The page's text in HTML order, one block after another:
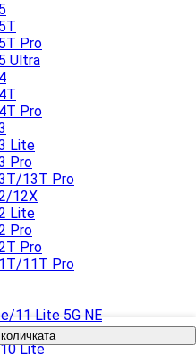
Pro
Ultra
Pro
Lite
Pro
13T Pro
12X
Lite
Pro
Pro
11T Pro
11 Lite 5G NE
Lite